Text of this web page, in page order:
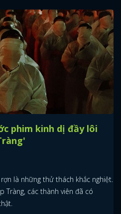
phim kinh dị đầy lôi
là những thử thách khắc nghiệt.
Tràng, các thành viên đã có